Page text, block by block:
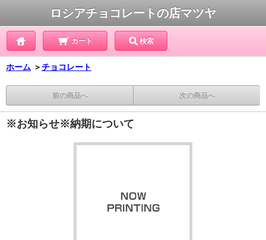
ロシアチョコレートの店マツヤ
カート 検索
ホーム ＞チョコレート
前の商品へ 次の商品へ
※お知らせ※納期について